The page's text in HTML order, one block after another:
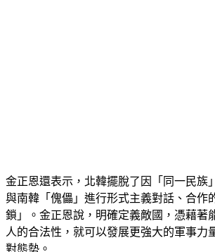
金正恩還表示，北韓擺脫了因「同一民族
與南韓「傀儡」進行形式主義對話、合作
鎖」。金正恩說，明確定義敵國，憑藉著
人的合法性，就可以發展更強大的軍事力
對態勢。